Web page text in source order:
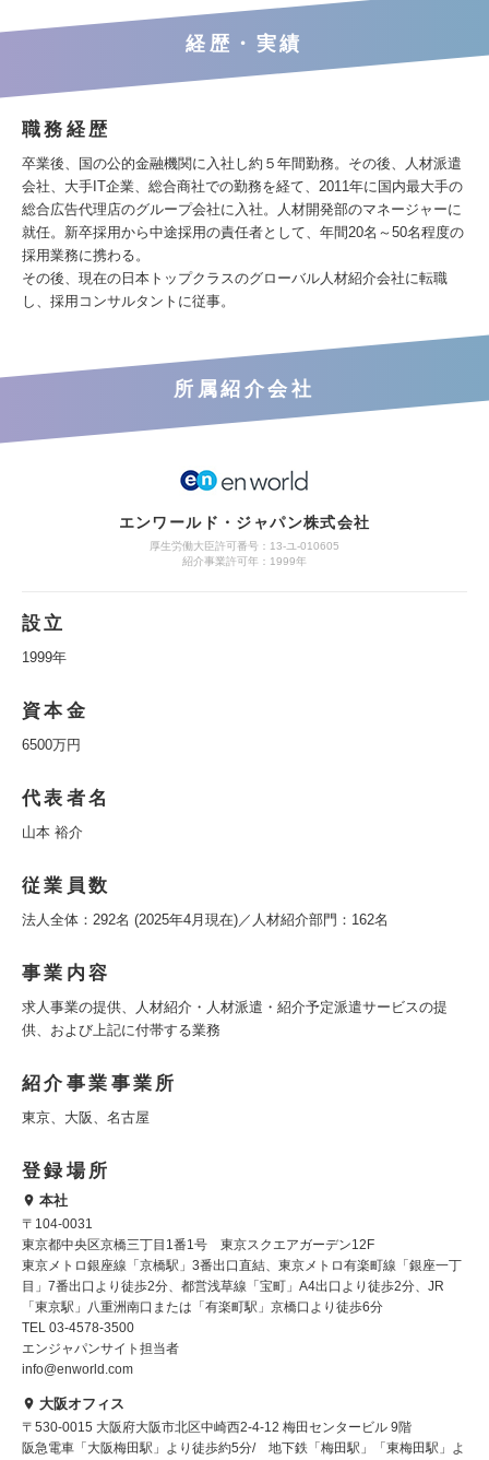
経歴・実績
職務経歴
卒業後、国の公的金融機関に入社し約５年間勤務。その後、人材派遣
会社、大手IT企業、総合商社での勤務を経て、2011年に国内最大手の
総合広告代理店のグループ会社に入社。人材開発部のマネージャーに
就任。新卒採用から中途採用の責任者として、年間20名～50名程度の
採用業務に携わる。
その後、現在の日本トップクラスのグローバル人材紹介会社に転職
し、採用コンサルタントに従事。
所属紹介会社
エンワールド・ジャパン株式会社
厚生労働大臣許可番号：13-ユ-010605
紹介事業許可年：1999年
設立
1999年
資本金
6500万円
代表者名
山本 裕介
従業員数
法人全体：292名 (2025年4月現在)／人材紹介部門：162名
事業内容
求人事業の提供、人材紹介・人材派遣・紹介予定派遣サービスの提
供、および上記に付帯する業務
紹介事業事業所
東京、大阪、名古屋
登録場所
本社
〒104-0031
東京都中央区京橋三丁目1番1号 東京スクエアガーデン12F
東京メトロ銀座線「京橋駅」3番出口直結、東京メトロ有楽町線「銀座一丁
目」7番出口より徒歩2分、都営浅草線「宝町」A4出口より徒歩2分、JR
「東京駅」八重洲南口または「有楽町駅」京橋口より徒歩6分
TEL 03-4578-3500
エンジャパンサイト担当者
info@enworld.com
大阪オフィス
〒530-0015 大阪府大阪市北区中崎西2-4-12 梅田センタービル 9階
阪急電車「大阪梅田駅」より徒歩約5分/ 地下鉄「梅田駅」「東梅田駅」よ